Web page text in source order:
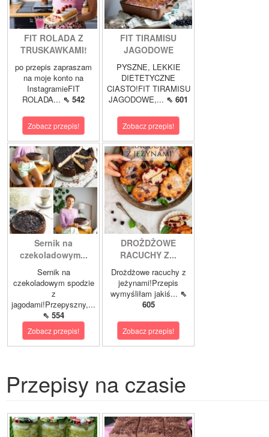
FIT ROLADA Z
TRUSKAWKAMI!
po przepis zapraszam
na moje konto na
InstagramieFIT
ROLADA... ⇖ 542
Zobacz przepis!
FIT TIRAMISU
JAGODOWE
PYSZNE, LEKKIE
DIETETYCZNE
CIASTO!FIT TIRAMISU
JAGODOWE,... ⇖ 601
Zobacz przepis!
Sernik na
czekoladowym...
Sernik na
czekoladowym spodzie
z
jagodami!Przepyszny,...
⇖ 554
Zobacz przepis!
DROŻDŻOWE
RACUCHY Z...
Drożdżowe racuchy z
jeżynami!Przepis
wymyśliłam jakiś... ⇖
605
Zobacz przepis!
Przepisy na czasie